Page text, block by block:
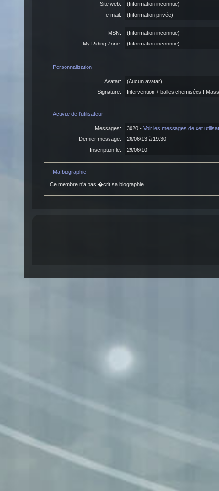
Site web:
(Information inconnue)
e-mail:
(Information privée)
MSN:
(Information inconnue)
My Riding Zone:
(Information inconnue)
Personnalisation
Avatar:
(Aucun avatar)
Signature:
Intervention + balles chemisées !
Activité de l'utilisateur
Messages: 3020 - Voir les messages de cet
Dernier message:
26/06/13 à 19:30
Inscription le:
29/06/10
Ma biographie
Ce membre n'a pas �crit sa biographie